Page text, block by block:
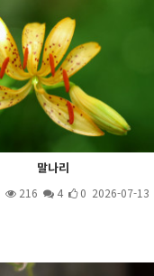
말나리
216 4 0 2026-07-13